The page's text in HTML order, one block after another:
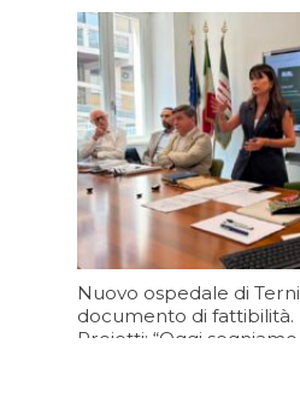
Oggi 09:34
Nuovo ospedale di
documento di fattibilità.
Proietti: “Oggi